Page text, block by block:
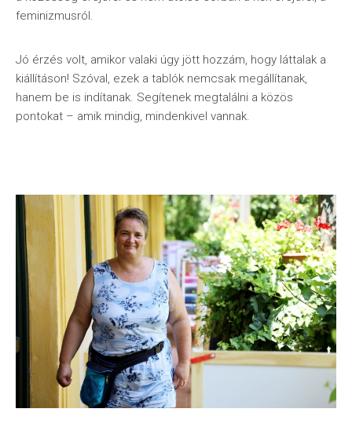
feminizmusról.
Jó érzés volt, amikor valaki úgy jött hozzám, hogy láttalak a
kiállításon! Szóval, ezek a tablók nemcsak megállítanak,
hanem be is indítanak. Segítenek megtalálni a közös
pontokat – amik mindig, mindenkivel vannak.